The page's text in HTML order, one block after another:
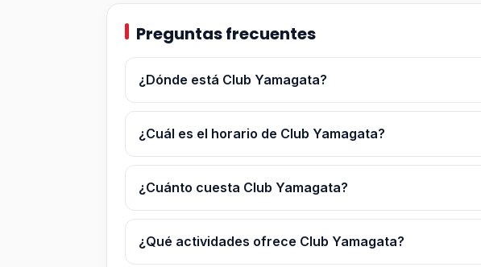
Preguntas frecuentes
¿Dónde está Club Yamagata?
¿Cuál es el horario de Club Yamagata?
¿Cuánto cuesta Club Yamagata?
¿Qué actividades ofrece Club Yamagata?